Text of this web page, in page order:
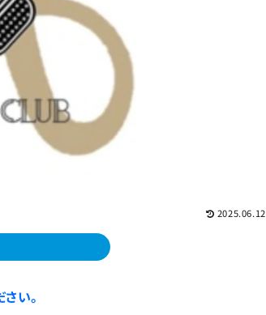
2025.06.12
い。